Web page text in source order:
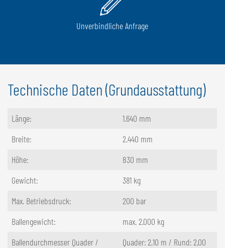
Unverbindliche Anfrage
Technische Daten (Grundausstattung)
Länge:
1.640 mm
Breite:
2.440 mm
Höhe:
830 mm
Gewicht:
381 kg
Max. Betriebsdruck:
200 bar
Ballengewicht:
max. 2.000 kg
Ballendurchmesser Quader /
Quader: 2,10 m / Rund: 2,00